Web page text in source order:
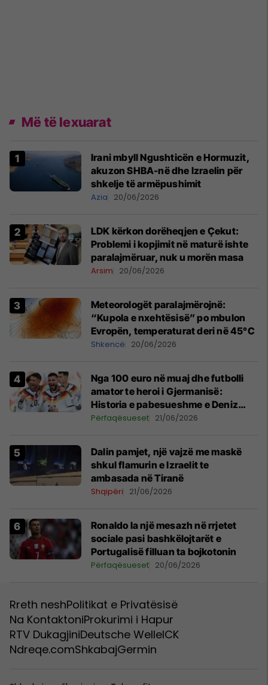
Më të lexuarat
Irani mbyll Ngushticën e Hormuzit,
akuzon SHBA-në dhe Izraelin për
shkelje të armëpushimit
Azia 20/06/2026
LDK kërkon dorëheqjen e Çekut:
Problemi i kopjimit në maturë ishte
paralajmëruar, nuk u morën masa
Arsim 20/06/2026
Meteorologët paralajmërojnë:
“Kupola e nxehtësisë” po mbulon
Evropën, temperaturat deri në 45°C
Shkencë 20/06/2026
Nga 100 euro në muaj dhe futbolli
amator te heroi i Gjermanisë:
Historia e pabesueshme e Deniz
Undav që refuzoi të dorëzohej
Përfaqësueset 21/06/2026
Dalin pamjet, një vajzë me maskë
shkul flamurin e Izraelit te
ambasada në Tiranë
Shqipëri 21/06/2026
Ronaldo la një mesazh në rrjetet
sociale pasi bashkëlojtarët e
Portugalisë filluan ta bojkotonin
Përfaqësueset 20/06/2026
Rreth neshPolitikat e Privatësisë
Na KontaktoniProkurimi i Hapur
RTV DukagjiniDeutsche WelleICK
Ndreqe.comShkabajGermin